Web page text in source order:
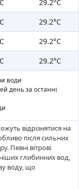
29.2°C
29.2°C
29.2°C
29.2°C
води
день за останні
відрізнятися на
після сильних
Певні вітрові
глибинних вод,
воду, що